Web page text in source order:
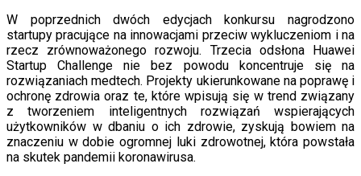
W poprzednich dwóch edycjach konkursu nagrodzono
startupy pracujące na innowacjami przeciw wykluczeniom i na
rzecz zrównoważonego rozwoju. Trzecia odsłona Huawei
Startup Challenge nie bez powodu koncentruje się na
rozwiązaniach medtech. Projekty ukierunkowane na poprawę i
ochronę zdrowia oraz te, które wpisują się w trend związany
z tworzeniem inteligentnych rozwiązań wspierających
użytkowników w dbaniu o ich zdrowie, zyskują bowiem na
znaczeniu w dobie ogromnej luki zdrowotnej, która powstała
na skutek pandemii koronawirusa.